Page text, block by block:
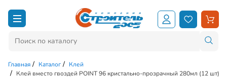
Главная Каталог
Клей
Клей вместо гвоздей POINT 96 кристально-прозрачный 280мл (12 шт)